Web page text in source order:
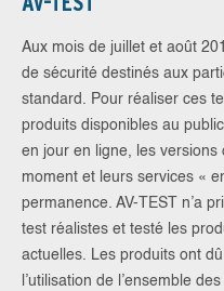
Aux mois de juillet et août
de sécurité destinés aux
standard. Pour réaliser ces
produits disponibles au
en jour en ligne, les
moment et leurs services «
permanence. AV-TEST n’a
test réalistes et testé les
actuelles. Les produits ont
l’utilisation de l’ensemble